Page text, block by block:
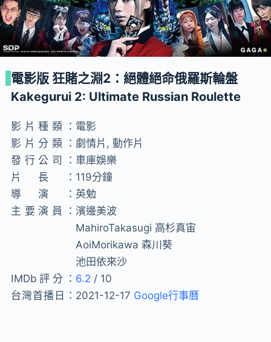
電影版 狂賭之淵2：絕體絕命俄羅斯輪盤
Kakegurui 2: Ultimate Russian Roulette
影片種類： 電影
影片分類： 劇情片, 動作片
發行公司： 車庫娛樂
片長： 119分鐘
導演：英勉
主要演員：濱邊美波
MahiroTakasugi 高杉真宙
AoiMorikawa 森川葵
池田依來沙
IMDb評分： 6.2 / 10
台灣首播日： 2021-12-17 Google行事曆